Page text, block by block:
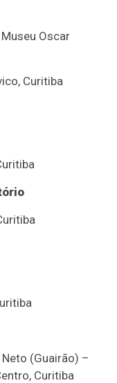
Oscar
Curitiba
(Guairão) –
Curitiba